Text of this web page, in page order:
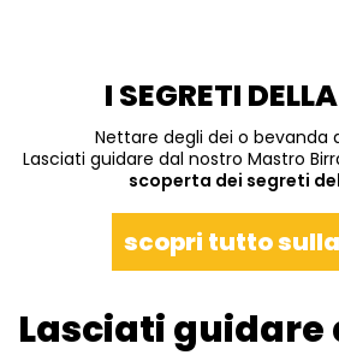
I SEGRETI
Nettare degli dei o bevanda
Lasciati guidare dal nostro Mastro
scoperta dei segreti
scopri tutto
Lasciati guidare